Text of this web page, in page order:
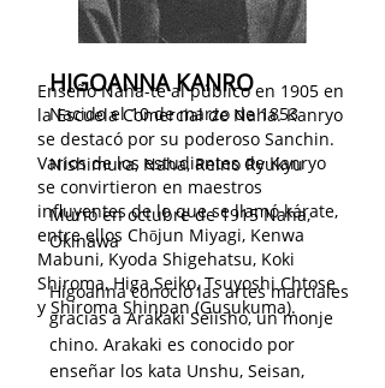
Enseñó Naha-te al público en 1905 en
la Escuela Comercial de Naha. Kanryo
se destacó por su poderoso Sanchin.
Varios de los estudiantes de Kanryo
se convirtieron en maestros
influyentes de lo que se llamó kárate,
entre ellos Chōjun Miyagi, Kenwa
Mabuni, Kyoda Shigehatsu, Koki
Shiroma, Higa Seiko, Tsuyoshi Chtose
y Shiroma Shinpan (Gusukuma).
HIGOANNA KANRO
Nacido el 10 de marzo de 1853
Nishimura, Naha, Reino Ryukyu
Murió en octubre de 1915 Naha,
Okinawa
Higoanna conoció las artes marciales
gracias a Arakaki Seiisho, un monje
chino. Arakaki es conocido por
enseñar los kata Unshu, Seisan,